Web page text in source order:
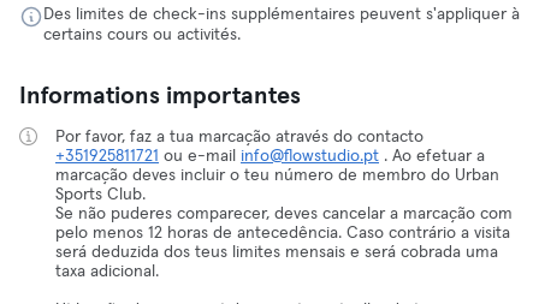
Des limites de check-ins supplémentaires peuvent s'appliquer à
certains cours ou activités.
Informations importantes
Por favor, faz a tua marcação através do contacto
+351925811721 ou e-mail info@flowstudio.pt . Ao efetuar a
marcação deves incluir o teu número de membro do Urban
Sports Club.
Se não puderes comparecer, deves cancelar a marcação com
pelo menos 12 horas de antecedência. Caso contrário a visita
será deduzida dos teus limites mensais e será cobrada uma
taxa adicional.